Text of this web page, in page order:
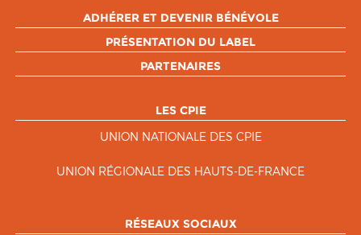
ADHÉRER ET DEVENIR BÉNÉVOLE
PRÉSENTATION DU LABEL
PARTENAIRES
LES CPIE
UNION NATIONALE DES CPIE
UNION RÉGIONALE DES HAUTS-DE-FRANCE
RÉSEAUX SOCIAUX